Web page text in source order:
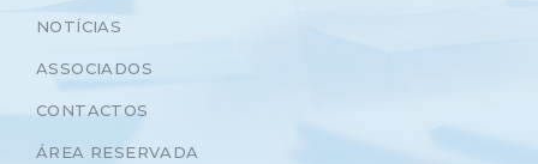
NOTÍCIAS
ASSOCIADOS
CONTACTOS
ÁREA RESERVADA